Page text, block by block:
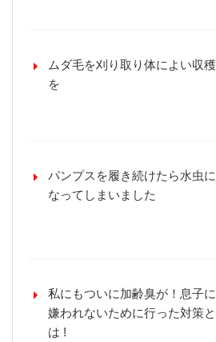
ムダ毛を刈り取り体によい収穫
を
パンプスを履き続けたら水虫に
なってしまいました
私にもついに加齢臭が！息子に
嫌われないために行った対策と
は !